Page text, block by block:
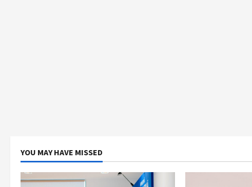
YOU MAY HAVE MISSED